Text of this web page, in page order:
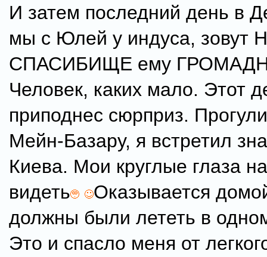
И затем последний день в
мы с Юлей у индуса, зовут
СПАСИБИЩЕ ему
Человек, каких мало. Этот
приподнес сюрприз.
Мейн-Базару, я встретил
Киева. Мои круглые глаза
видеть
Оказывается
должны были лететь в
Это и спасло меня от